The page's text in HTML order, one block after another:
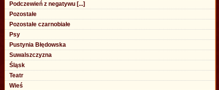
Podczewień z negatywu [...]
Pozostałe
Pozostałe czarnobiałe
Psy
Pustynia Błędowska
Suwalszczyzna
Śląsk
Teatr
Wieś